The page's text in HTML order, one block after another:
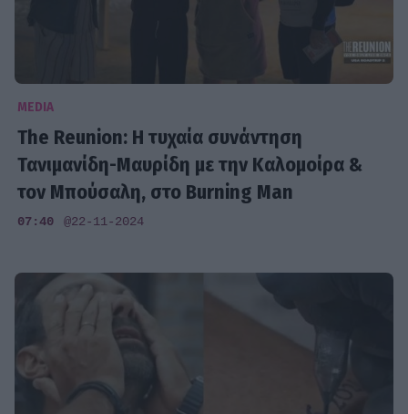
MEDIA
The Reunion: Η τυχαία συνάντηση
Τανιμανίδη-Μαυρίδη με την Καλομοίρα &
τον Μπούσαλη, στο Burning Man
07:40 @22-11-2024